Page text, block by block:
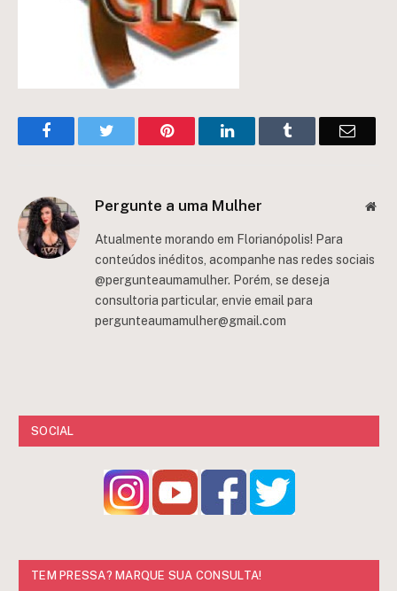
FacebookTwitter Pinterest LinkedInTumblr Email
Pergunte a uma Mulher
Atualmente morando em Florianópolis! Para
conteúdos inéditos, acompanhe nas redes sociais
@pergunteaumamulher. Porém, se deseja
consultoria particular, envie email para
pergunteaumamulher@gmail.com
SOCIAL
TEM PRESSA? MARQUE SUA CONSULTA!